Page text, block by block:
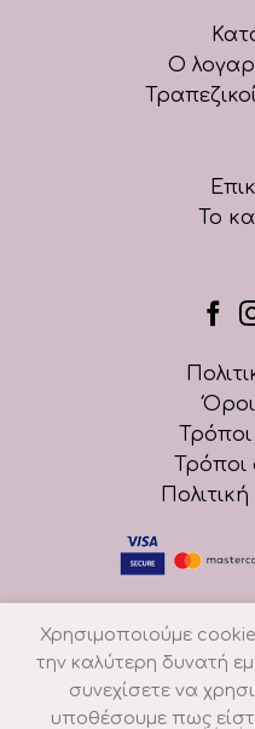
Ο
Το
Τρόποι
Χρησιμοποιούμε
την καλύτερη δυνατή
συνεχίσετε να
υποθέσουμε πως